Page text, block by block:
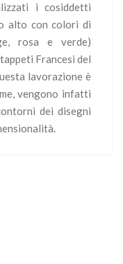
i cosiddetti
alto con colori di
rosa e verde)
Francesi del
lavorazione è
vengono infatti
dei disegni